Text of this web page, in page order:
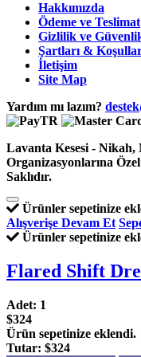
Hakkımızda
Ödeme ve Teslimat
Gizlilik ve
Şartları &
İletişim
Site Map
Yardım mı lazım?
Lavanta Kesesi - Nikah,
Organizasyonlarına
Saklıdır.
Ürünler sepetinize
Alışverişe Devam Et
Ürünler sepetinize
Flared Shift
Adet: 1
$324
Ürün sepetinize eklendi.
Tutar: $324